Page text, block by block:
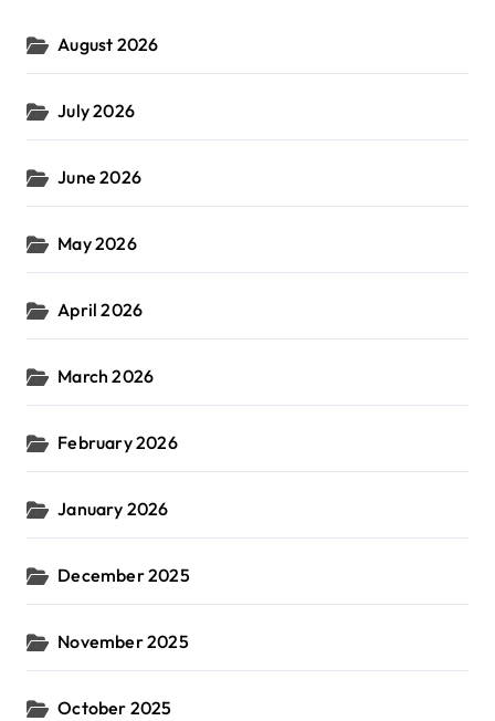
August 2026
July 2026
June 2026
May 2026
April 2026
March 2026
February 2026
January 2026
December 2025
November 2025
October 2025